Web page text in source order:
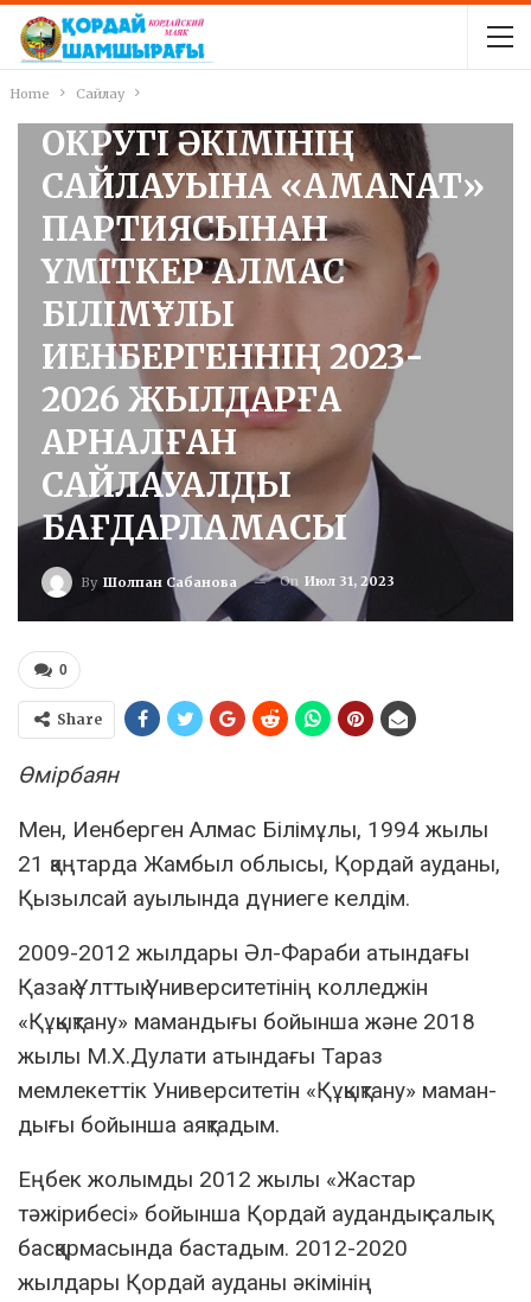
Home Сайлау
ЖАМБЫЛ ОБЛЫСЫ,
ҚОРДАЙ АУДАНЫ,
АУҚАТТЫ АУЫЛДЫҚ
ОКРУГІ ӘКІМІНІҢ
САЙЛАУЫНА «AMANAT»
ПАРТИЯСЫНАН
ҮМІТКЕР АЛМАС
БІЛІМҰЛЫ
ИЕНБЕРГЕННІҢ 2023-
2026 ЖЫЛДАРҒА
АРНАЛҒАН
САЙЛАУАЛДЫ
БАҒДАРЛАМАСЫ
By Шолпан Сабанова On Июл 31, 2023
0
Share
Өмірбаян
Мен, Иенберген Алмас Білімұлы, 1994 жылы
21 қаңтарда Жамбыл облысы, Қордай ауданы,
Қызылсай ауылында дүниеге келдім.
2009-2012 жылдары Әл-Фараби атындағы
Қазақ Ұлттық Университетінің колледжін
«Құқықтану» мамандығы бойынша және 2018
жылы М.Х.Дулати атындағы Тараз
мемлекеттік Университетін «Құқықтану» маман-
дығы бойынша аяқтадым.
Еңбек жолымды 2012 жылы «Жастар
тәжірибесі» бойынша Қордай аудандық салық
басқармасында бастадым. 2012-2020
жылдары Қордай ауданы әкімінің